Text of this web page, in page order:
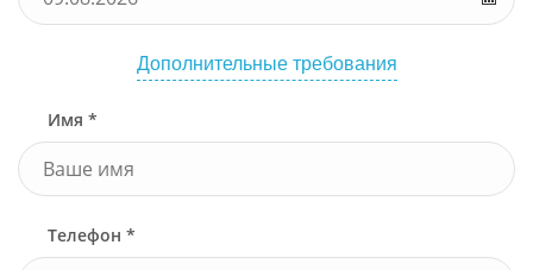
Дополнительные требования
Имя *
Телефон *